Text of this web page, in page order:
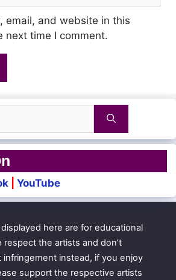
Keeri
email, and website in this
next time I comment.
YouTube
displayed here are for educational
respect the artists and don’t
infringement instead, if you enjoy
support the respective artists